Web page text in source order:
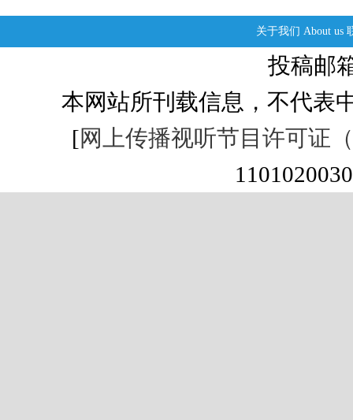
关于我们 About us
投稿邮
本网站所刊载信息，不代表
[网上传播视听节目许可证